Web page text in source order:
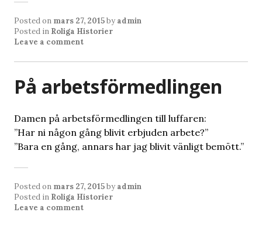
Posted on mars 27, 2015by admin
Posted in Roliga Historier
Leave a comment
På arbetsförmedlingen
Damen på arbetsförmedlingen till luffaren:
”Har ni någon gång blivit erbjuden arbete?”
”Bara en gång, annars har jag blivit vänligt bemött.”
Posted on mars 27, 2015by admin
Posted in Roliga Historier
Leave a comment